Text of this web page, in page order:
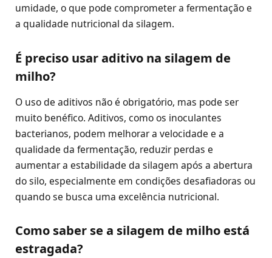
umidade, o que pode comprometer a fermentação e
a qualidade nutricional da silagem.
É preciso usar aditivo na silagem de
milho?
O uso de aditivos não é obrigatório, mas pode ser
muito benéfico. Aditivos, como os inoculantes
bacterianos, podem melhorar a velocidade e a
qualidade da fermentação, reduzir perdas e
aumentar a estabilidade da silagem após a abertura
do silo, especialmente em condições desafiadoras ou
quando se busca uma excelência nutricional.
Como saber se a silagem de milho está
estragada?